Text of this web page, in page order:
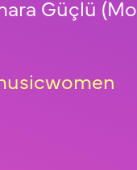
Güçlü